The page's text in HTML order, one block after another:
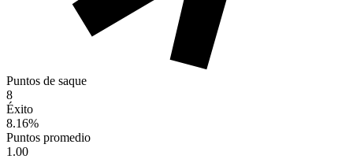
Puntos de saque
8
Éxito
8.16%
Puntos promedio
1.00